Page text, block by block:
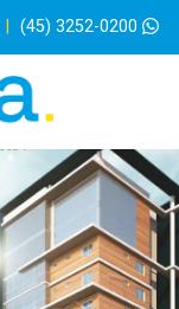
(45) 3252-0200